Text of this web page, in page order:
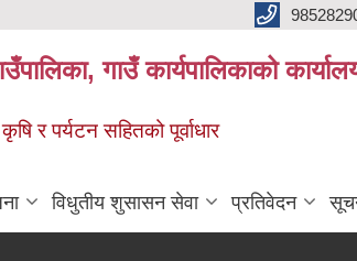
गाउँ कार्यपालिकाको
र पर्यटन सहितको पूर्वाधार
विधुतीय शुसासन सेवा प्रतिवेदन